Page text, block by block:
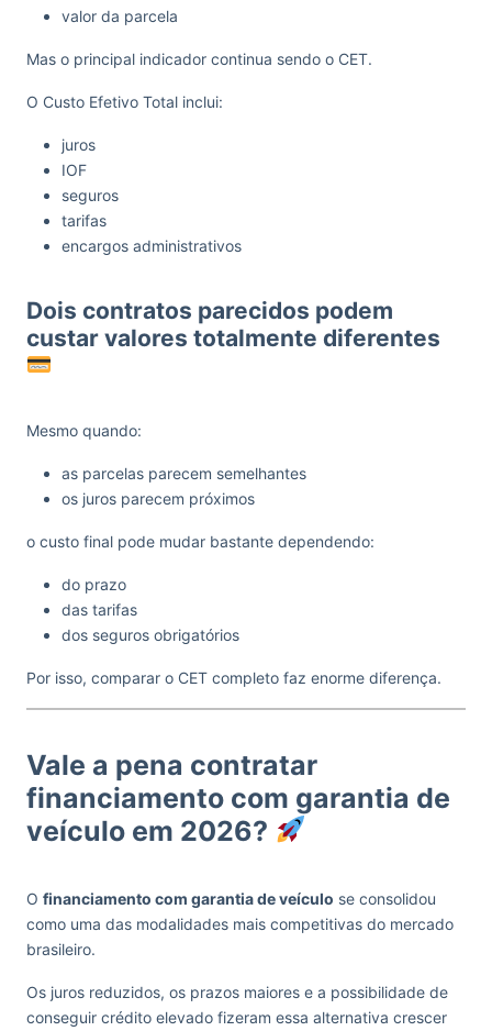
valor da parcela
Mas o principal indicador continua sendo o CET.
O Custo Efetivo Total inclui:
juros
IOF
seguros
tarifas
encargos administrativos
Dois contratos parecidos podem
custar valores totalmente diferentes
Mesmo quando:
as parcelas parecem semelhantes
os juros parecem próximos
o custo final pode mudar bastante dependendo:
do prazo
das tarifas
dos seguros obrigatórios
Por isso, comparar o CET completo faz enorme diferença.
Vale a pena contratar
financiamento com garantia de
veículo em 2026?
O financiamento com garantia de veículo se consolidou
como uma das modalidades mais competitivas do mercado
brasileiro.
Os juros reduzidos, os prazos maiores e a possibilidade de
conseguir crédito elevado fizeram essa alternativa crescer